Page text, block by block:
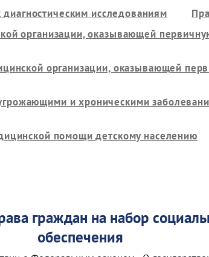
исследованиям
организации, оказывающей
организации, оказывающей
и хроническими
помощи детскому населению
граждан на набор
обеспечения